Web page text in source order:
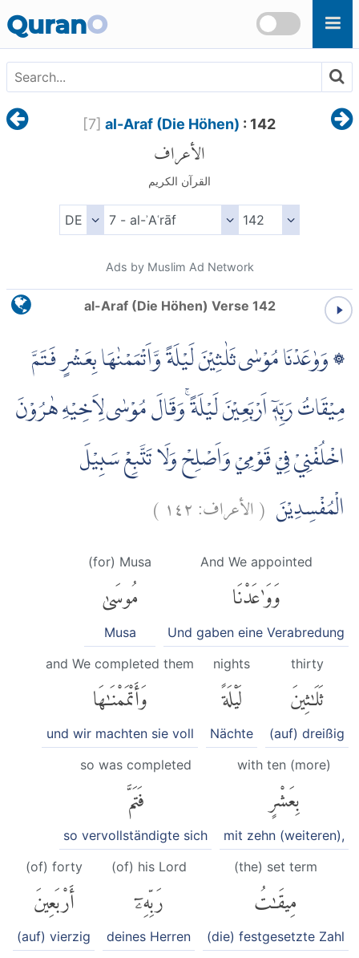
QuranO
[7] al-Araf (Die Höhen) : 142
الأعراف
القرآن الكريم
Ads by Muslim Ad Network
al-Araf (Die Höhen) Verse 142
۞ وَوٰعَدْنَا مُوْسٰى ثَلٰثِيْنَ لَيْلَةً وَّاَتْمَمْنٰهَا بِعَشْرٍ فَتَمَّ
مِيْقَاتُ رَبِّهٖٓ اَرْبَعِيْنَ لَيْلَةً ۚوَقَالَ مُوْسٰى لِاَخِيْهِ هٰرُوْنَ
اخْلُفْنِيْ فِيْ قَوْمِيْ وَاَصْلِحْ وَلَا تَتَّبِعْ سَبِيْلَ
الْمُفْسِدِيْنَ (الأعراف:١٤٢ )
And We appointed
وَوَٰعَدْنَا
Und gaben eine Verabredung
(for) Musa
مُوسَىٰ
Musa
thirty
ثَلَٰثِينَ
(auf) dreißig
nights
لَيْلَةً
Nächte
and We completed them
وَأَتْمَمْنَٰهَا
und wir machten sie voll
with ten (more)
بِعَشْرٍ
mit zehn (weiteren),
so was completed
فَتَمَّ
so vervollständigte sich
(the) set term
مِيقَٰتُ
(die) festgesetzte Zahl
(of) his Lord
رَبِّهِۦٓ
deines Herren
(of) forty
أَرْبَعِينَ
(auf) vierzig